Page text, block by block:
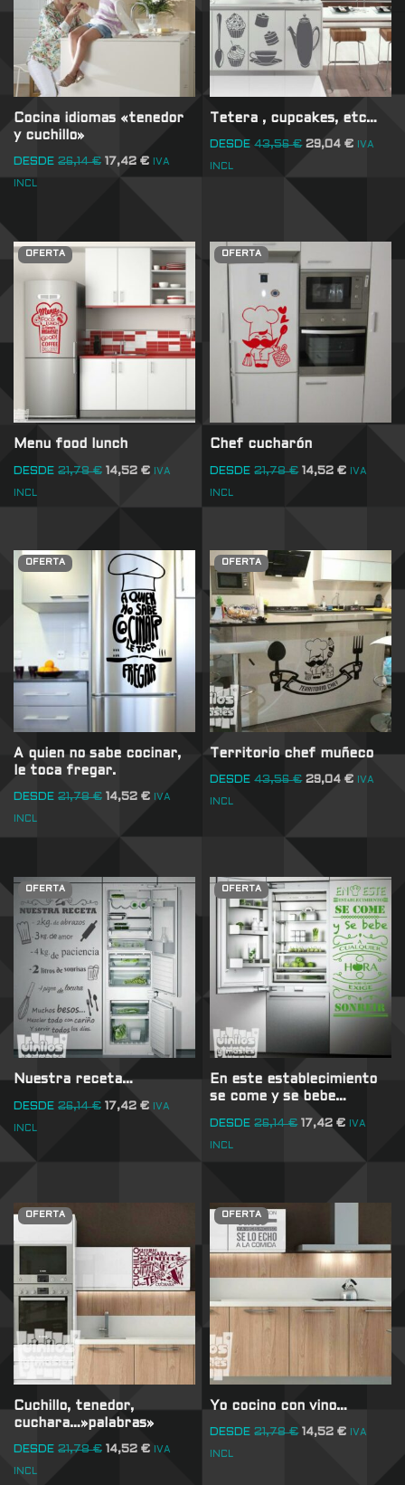
Cocina idiomas «tenedor
y cuchillo»
DESDE 26,14€ 17,42 € IVA
INCL
Tetera , cupcakes, etc…
DESDE 43,56€ 29,04€ IVA
INCL
OFERTA
Menu food lunch
DESDE 21,78€ 14,52 € IVA
INCL
OFERTA
Chef cucharón
DESDE 21,78€ 14,52€ IVA
INCL
OFERTA
A quien no sabe cocinar,
le toca fregar.
DESDE 21,78€ 14,52 € IVA
INCL
OFERTA
Territorio chef muñeco
DESDE 43,56€ 29,04€ IVA
INCL
OFERTA
Nuestra receta…
DESDE 26,14€ 17,42 € IVA
INCL
OFERTA
En este establecimiento
se come y se bebe…
DESDE 26,14€ 17,42€ IVA
INCL
OFERTA
Cuchillo, tenedor,
cuchara…»palabras»
DESDE 21,78€ 14,52 € IVA
INCL
OFERTA
Yo cocino con vino…
DESDE 21,78€ 14,52€ IVA
INCL